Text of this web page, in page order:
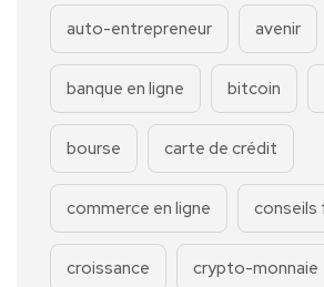
auto-entrepreneur avenir
banque en ligne bitcoin
bourse carte de crédit
commerce en ligne conseils
croissance crypto-monnaie